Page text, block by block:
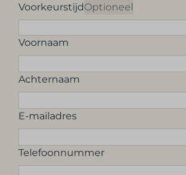
VoorkeurstijdOptioneel
Voornaam
Achternaam
E-mailadres
Telefoonnummer